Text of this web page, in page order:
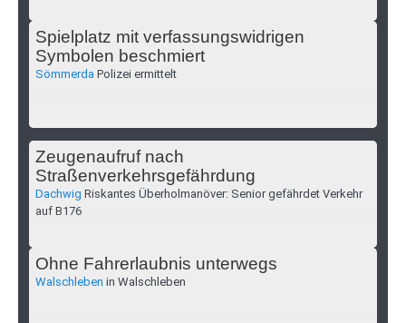
Spielplatz mit verfassungswidrigen
Symbolen beschmiert
Sömmerda Polizei ermittelt
Zeugenaufruf nach
Straßenverkehrsgefährdung
Dachwig Riskantes Überholmanöver: Senior gefährdet Verkehr
auf B176
Ohne Fahrerlaubnis unterwegs
Walschleben in Walschleben